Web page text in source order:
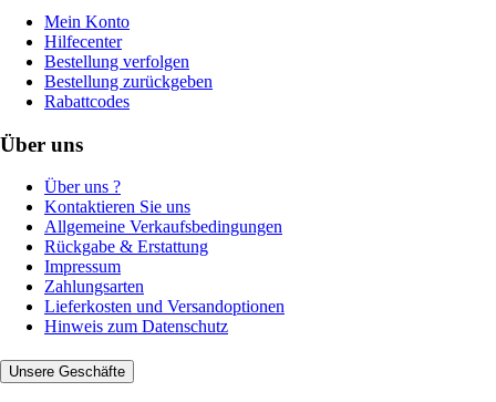
Mein Konto
Hilfecenter
Bestellung verfolgen
Bestellung zurückgeben
Rabattcodes
Über uns
Über uns ?
Kontaktieren Sie uns
Allgemeine Verkaufsbedingungen
Rückgabe & Erstattung
Impressum
Zahlungsarten
Lieferkosten und Versandoptionen
Hinweis zum Datenschutz
Unsere Geschäfte